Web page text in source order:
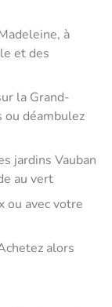
à
et des
la Grand-
ou déambulez
jardins Vauban
au vert
ou avec votre
alors